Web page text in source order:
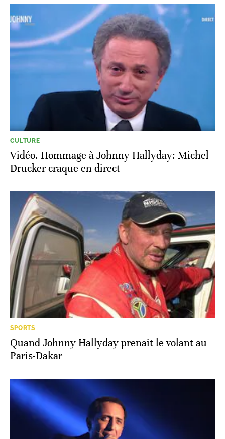
CULTURE
Vidéo. Hommage à Johnny Hallyday: Michel
Drucker craque en direct
SPORTS
Quand Johnny Hallyday prenait le volant au
Paris-Dakar